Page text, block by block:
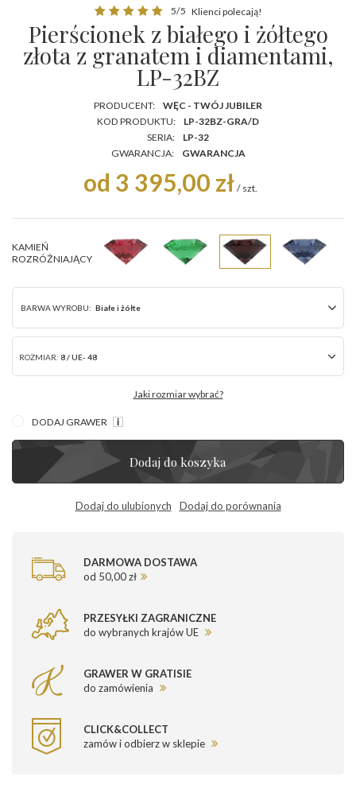
5/5 Klienci polecają!
Pierścionek z białego i żółtego
złota z granatem i diamentami,
LP-32BZ
PRODUCENT:
WĘC - TWÓJ JUBILER
KOD PRODUKTU:
LP-32BZ-GRA/D
SERIA:
LP-32
GWARANCJA:
GWARANCJA
od 3 395,00 zł / szt.
KAMIEŃ
ROZRÓŻNIAJĄCY
BARWA WYROBU: Białe i żółte
ROZMIAR: 8 / UE- 48
Jaki rozmiar wybrać?
DODAJ GRAWER
Dodaj do koszyka
Dodaj do ulubionych Dodaj do porównania
DARMOWA DOSTAWA
od 50,00 zł
PRZESYŁKI ZAGRANICZNE
do wybranych krajów UE
GRAWER W GRATISIE
do zamówienia
CLICK&COLLECT
zamów i odbierz w sklepie